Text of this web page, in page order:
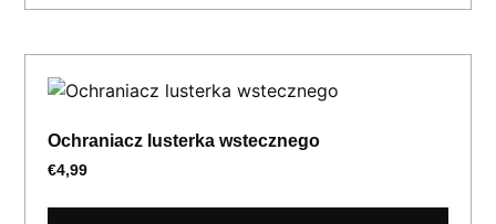
Ochraniacz lusterka wstecznego
€4,99